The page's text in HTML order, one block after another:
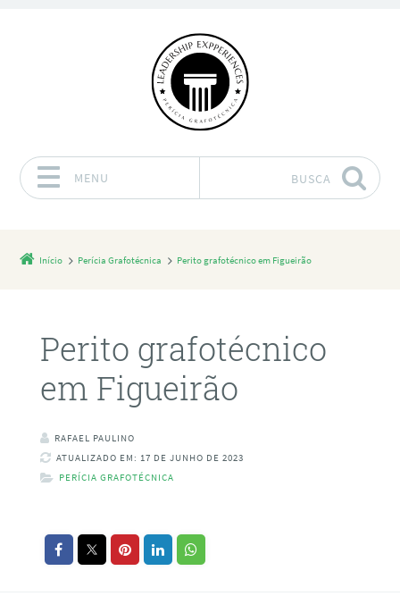
MENU BUSCA
Início Perícia Grafotécnica Perito grafotécnico em Figueirão
Perito grafotécnico
em Figueirão
RAFAEL PAULINO
ATUALIZADO EM: 17 DE JUNHO DE 2023
PERÍCIA GRAFOTÉCNICA